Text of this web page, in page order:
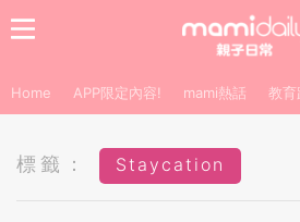
Home APP限定內容! mami熱話 教育
標籤： Staycation